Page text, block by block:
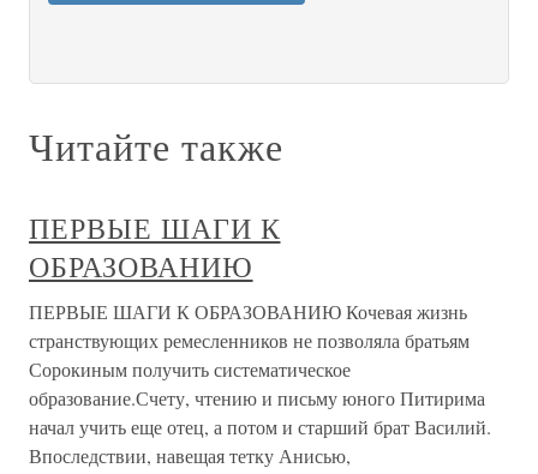
Читайте также
ПЕРВЫЕ ШАГИ К
ОБРАЗОВАНИЮ
ПЕРВЫЕ ШАГИ К ОБРАЗОВАНИЮ Кочевая жизнь
странствующих ремесленников не позволяла братьям
Сорокиным получить систематическое
образование.Счету, чтению и письму юного Питирима
начал учить еще отец, а потом и старший брат Василий.
Впоследствии, навещая тетку Анисью,